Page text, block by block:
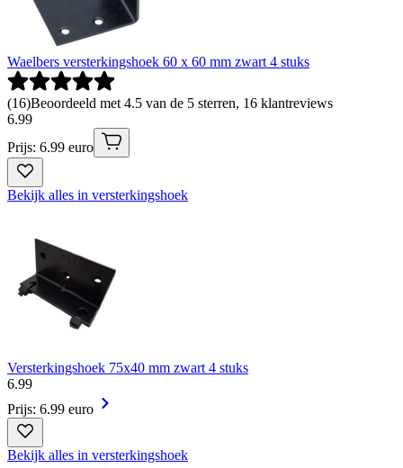
Waelbers versterkingshoek 60 x 60 mm zwart 4 stuks
(16)Beoordeeld met 4.5 van de 5 sterren, 16 klantreviews
6.99
Prijs: 6.99 euro
Bekijk alles in versterkingshoek
Versterkingshoek 75x40 mm zwart 4 stuks
6.99
Prijs: 6.99 euro
Bekijk alles in versterkingshoek